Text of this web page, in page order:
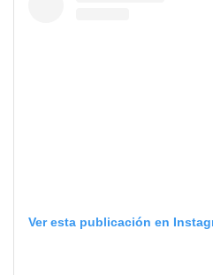
Ver esta publicación en